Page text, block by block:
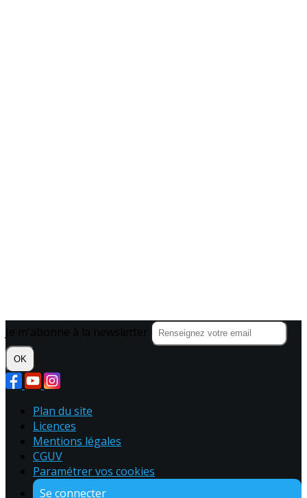
OK
Plan du site
Licences
Mentions légales
CGUV
Paramétrer vos cookies
Se connecter